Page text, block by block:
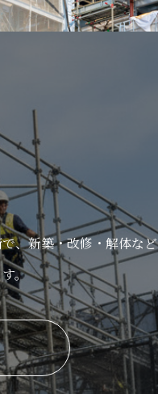
、新築・改修・解体など
。